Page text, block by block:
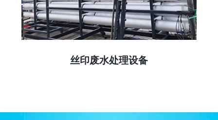
丝印废水处理设备